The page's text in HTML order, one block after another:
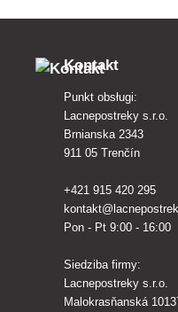
Kontakt
Punkt obsługi:
Lacnepostreky s.r.o.
Brnianska 2343
911 05 Trenčín
+421 915 420 295
Pon - Pt 9:00 - 16:00
Siedziba firmy:
Lacnepostreky s.r.o.
Malokrasňanská